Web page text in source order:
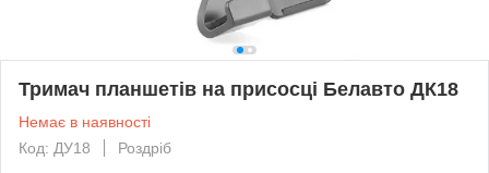
Тримач планшетів на присосці Белавто ДК18
Немає в наявності
Код: ДУ18
Роздріб